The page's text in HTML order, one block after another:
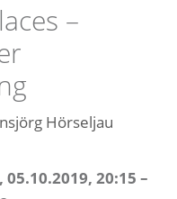
–
Hörseljau
20:15 –